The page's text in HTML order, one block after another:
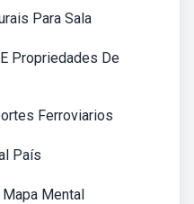
Para Sala
Propriedades De
Ferroviarios
País
Mental